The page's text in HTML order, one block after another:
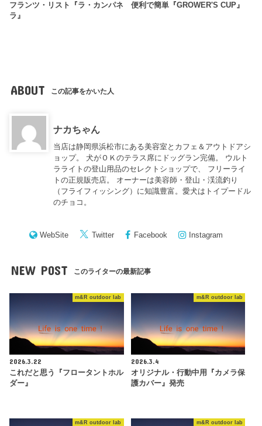
フランツ・リスト『ラ・カンパネ
ラ』
便利で簡単『GROWER'S CUP』
ABOUT この記事をかいた人
ナカちゃん
当店は静岡県浜松市にある美容室とカフェ＆アウトドアシ
ョップ。 犬がＯＫのテラス席にドッグラン完備。 ウルト
ラライトの登山用品のセレクトショップで、 フリーライ
トの正規販売店。 オーナーは美容師・登山・渓流釣り
（フライフィッシング）に知識豊富。愛犬はトイプードル
のチョコ。
WebSite Twitter Facebook Instagram
NEW POST このライターの最新記事
m&R outdoor lab
2026.3.22
これだと思う『フロータントホル
ダー』
m&R outdoor lab
2026.3.4
オリジナル・行動中用『カメラ保
護カバー』発売
m&R outdoor lab m&R outdoor lab